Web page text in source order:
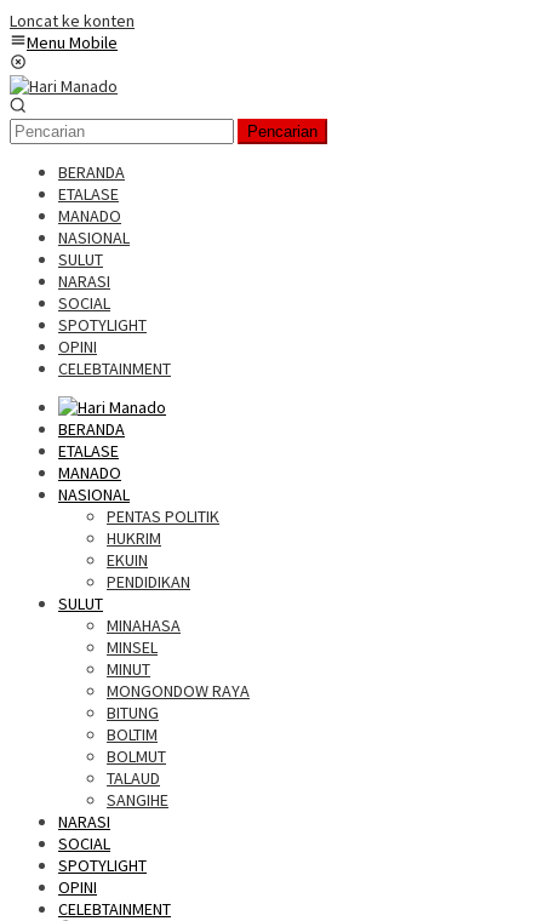
Loncat ke konten
Menu Mobile
Pencarian
BERANDA
ETALASE
MANADO
NASIONAL
SULUT
NARASI
SOCIAL
SPOTYLIGHT
OPINI
CELEBTAINMENT
BERANDA
ETALASE
MANADO
NASIONAL
PENTAS POLITIK
HUKRIM
EKUIN
PENDIDIKAN
SULUT
MINAHASA
MINSEL
MINUT
MONGONDOW RAYA
BITUNG
BOLTIM
BOLMUT
TALAUD
SANGIHE
NARASI
SOCIAL
SPOTYLIGHT
OPINI
CELEBTAINMENT